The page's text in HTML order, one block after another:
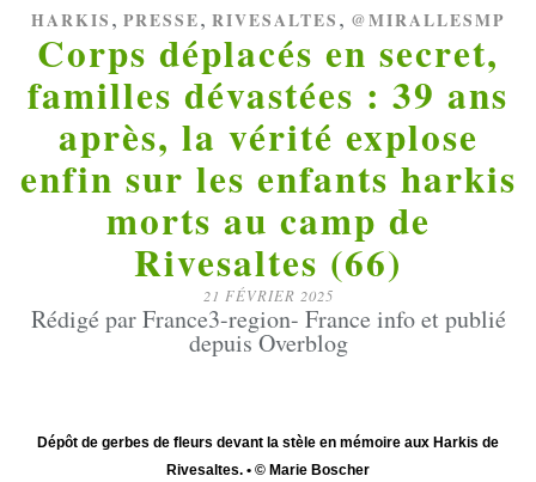
HARKIS , PRESSE, RIVESALTES , @MIRALLESMP
Corps déplacés en secret,
familles dévastées : 39 ans
après, la vérité explose
enfin sur les enfants harkis
morts au camp de
Rivesaltes (66)
21 FÉVRIER 2025
Rédigé par France3-region- France info et publié
depuis Overblog
Dépôt de gerbes de fleurs devant la stèle en mémoire aux Harkis de
Rivesaltes. • © Marie Boscher